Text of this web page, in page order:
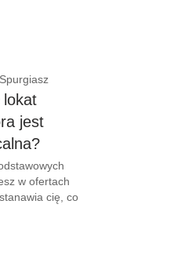
lokat
jest
w ofertach
cię, co